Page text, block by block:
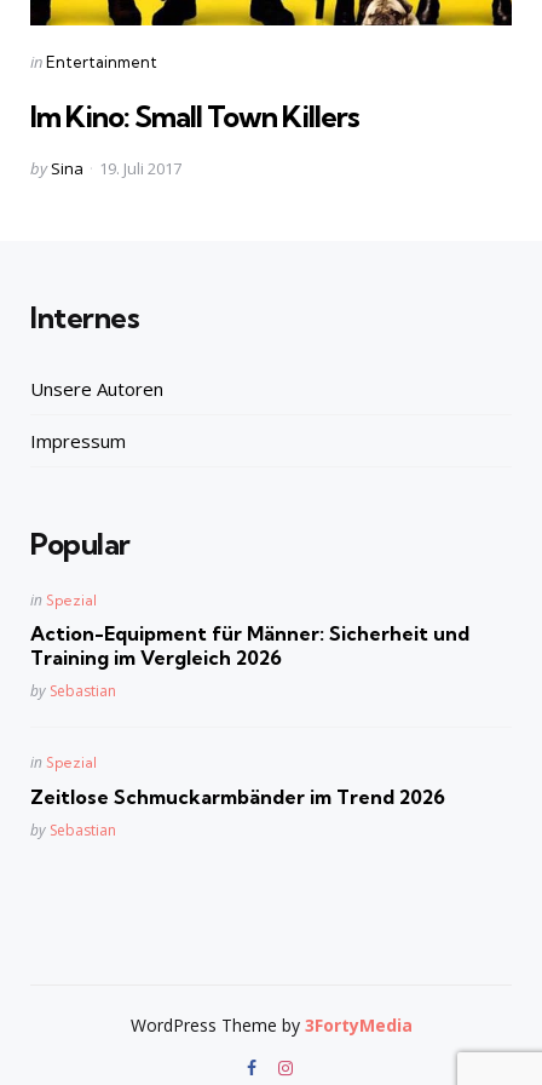
Categories
Posted
inEntertainment
Im Kino: Small Town Killers
Posted
by Sina 19. Juli 2017
Internes
Unsere Autoren
Impressum
Popular
Posted
in Spezial
Action-Equipment für Männer: Sicherheit und
Training im Vergleich 2026
Posted
by Sebastian
Posted
in Spezial
Zeitlose Schmuckarmbänder im Trend 2026
Posted
by Sebastian
WordPress Theme by 3FortyMedia